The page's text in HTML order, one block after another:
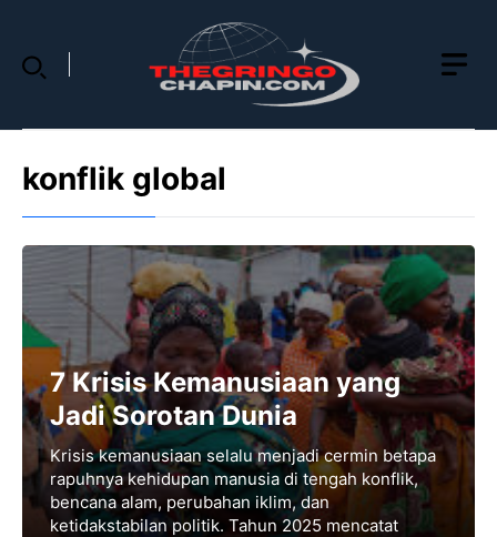
content
konflik global
7 Krisis Kemanusiaan yang
Jadi Sorotan Dunia
Krisis kemanusiaan selalu menjadi cermin betapa
rapuhnya kehidupan manusia di tengah konflik,
bencana alam, perubahan iklim, dan
ketidakstabilan politik. Tahun 2025 mencatat